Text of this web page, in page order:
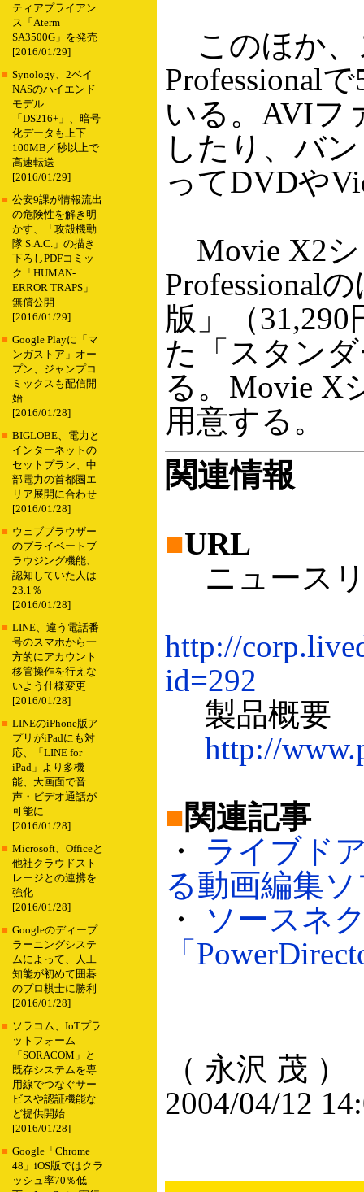
ティアプライアン
ス「Aterm
SA3500G」を発売
[2016/01/29]
■ Synology、2ベイ
NASのハイエンド
モデル
「DS216+」、暗号
化データも上下
100MB／秒以上で
高速転送
[2016/01/29]
■ 公安9課が情報流出
の危険性を解き明
かす、「攻殻機動
隊 S.A.C.」の描き
下ろしPDFコミッ
ク「HUMAN-
ERROR TRAPS」
無償公開
[2016/01/29]
■ Google Playに「マ
ンガストア」オー
プン、ジャンプコ
ミックスも配信開
始
[2016/01/28]
■ BIGLOBE、電力と
インターネットの
セットプラン、中
部電力の首都圏エ
リア展開に合わせ
[2016/01/28]
■ ウェブブラウザー
のプライベートブ
ラウジング機能、
認知していた人は
23.1％
[2016/01/28]
■ LINE、違う電話番
号のスマホから一
方的にアカウント
移管操作を行えな
いよう仕様変更
[2016/01/28]
■ LINEのiPhone版ア
プリがiPadにも対
応、「LINE for
iPad」より多機
能、大画面で音
声・ビデオ通話が
可能に
[2016/01/28]
■ Microsoft、Officeと
他社クラウドスト
レージとの連携を
強化
[2016/01/28]
■ Googleのディープ
ラーニングシステ
ムによって、人工
知能が初めて囲碁
のプロ棋士に勝利
[2016/01/28]
■ ソラコム、IoTプラ
ットフォーム
「SORACOM」と
既存システムを専
用線でつなぐサー
ビスや認証機能な
ど提供開始
[2016/01/28]
■ Google「Chrome
48」iOS版ではクラ
ッシュ率70％低
このほか、
Professional
いる。AVIフ
したり、バ
ってDVDや
Movie X2シ
Professional
版」（
た「スタン
る。Movie X
用意する。
関連情報
■URL
ニュース
http://
id=292
製品概要
http://
■関連記事
・ ライブド
る動画編集
・
ソースネ
「
（ 永沢 茂 ）
2004/04/12